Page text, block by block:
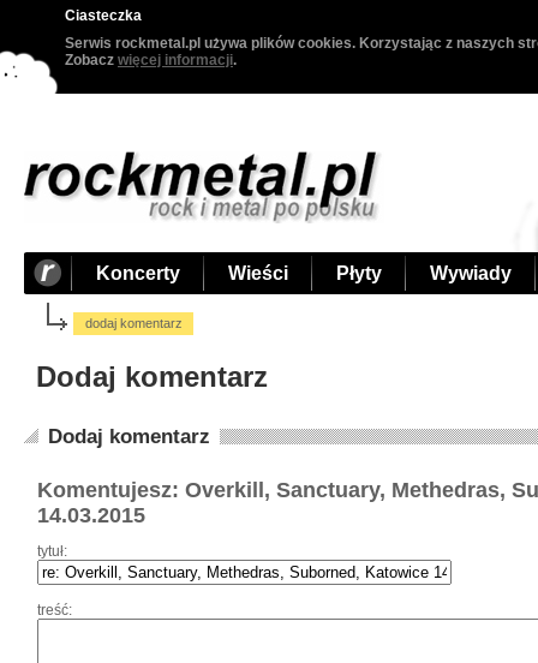
Ciasteczka
Serwis rockmetal.pl używa plików cookies. Korzystając z naszych
Zobacz więcej informacji.
Koncerty Wieści Płyty Wywiady
dodaj komentarz
Dodaj komentarz
Dodaj komentarz
Komentujesz: Overkill, Sanctuary, Methedras,
14.03.2015
tytuł:
treść: